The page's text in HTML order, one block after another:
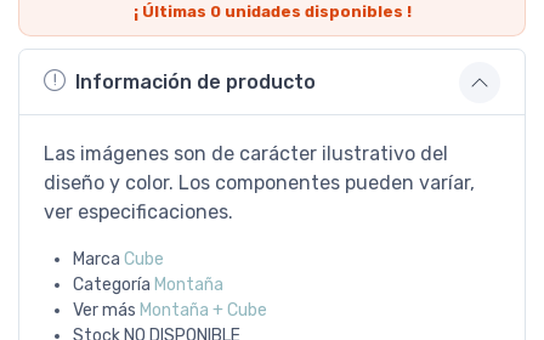
¡ Últimas 0unidades disponibles !
Información de producto
Las imágenes son de carácter ilustrativo del
diseño y color. Los componentes pueden varíar,
ver especificaciones.
Marca Cube
Categoría Montaña
Ver más Montaña + Cube
Stock NO DISPONIBLE